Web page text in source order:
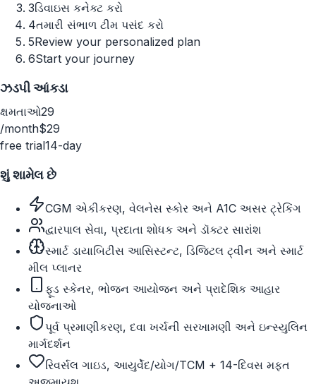
3ડિવાઇસ કનેક્ટ કરો
4તમારી સંભાળ ટીમ પસંદ કરો
5Review your personalized plan
6Start your journey
ઝડપી આંકડા
ક્ષમતાઓ29
/month$29
free trial14-day
શું શામેલ છે
CGM એકીકરણ, વેલનેસ સ્કોર અને A1C અસર ટ્રેકિંગ
દ્વારપાલ સેવા, પ્રદાતા શોધક અને ડૉક્ટર સારાંશ
સ્માર્ટ ડાયાબિટીસ આસિસ્ટન્ટ, ડિજિટલ ટ્વીન અને સ્માર્ટ
મીલ પ્લાનર
ફૂડ સ્કેનર, ભોજન આયોજન અને પ્રાદેશિક આહાર
યોજનાઓ
પૂર્વ પ્રમાણીકરણ, દવા ખર્ચની સરખામણી અને ઇન્સ્યુલિન
માર્ગદર્શન
રિવર્સલ ગાઇડ, આયુર્વેદ/યોગ/TCM + 14-દિવસ મફત